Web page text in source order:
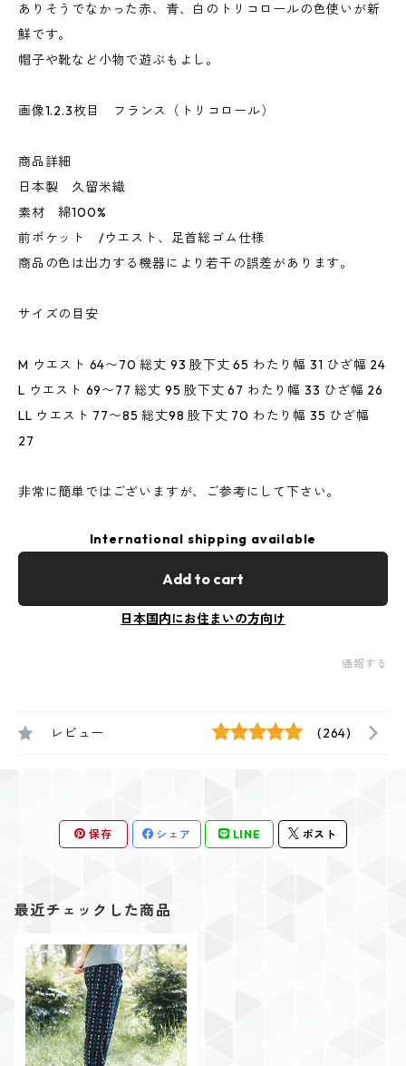
ありそうでなかった赤、青、白のトリコロールの色使いが新
鮮です。
帽子や靴など小物で遊ぶもよし。
画像1.2.3枚目 フランス（トリコロール）
商品詳細
日本製 久留米織
素材 綿100%
前ポケット /ウエスト、足首総ゴム仕様
商品の色は出力する機器により若干の誤差があります。
サイズの目安
M ウエスト 64〜70 総丈 93 股下丈 65 わたり幅 31 ひざ幅 24
L ウエスト 69〜77 総丈 95 股下丈 67 わたり幅 33 ひざ幅 26
LL ウエスト 77〜85 総丈98 股下丈 70 わたり幅 35 ひざ幅
27
非常に簡単ではございますが、ご参考にして下さい。
International shipping available
Add to cart
日本国内にお住まいの方向け
通報する
レビュー (264)
保存 シェア LINE ポスト
最近チェックした商品